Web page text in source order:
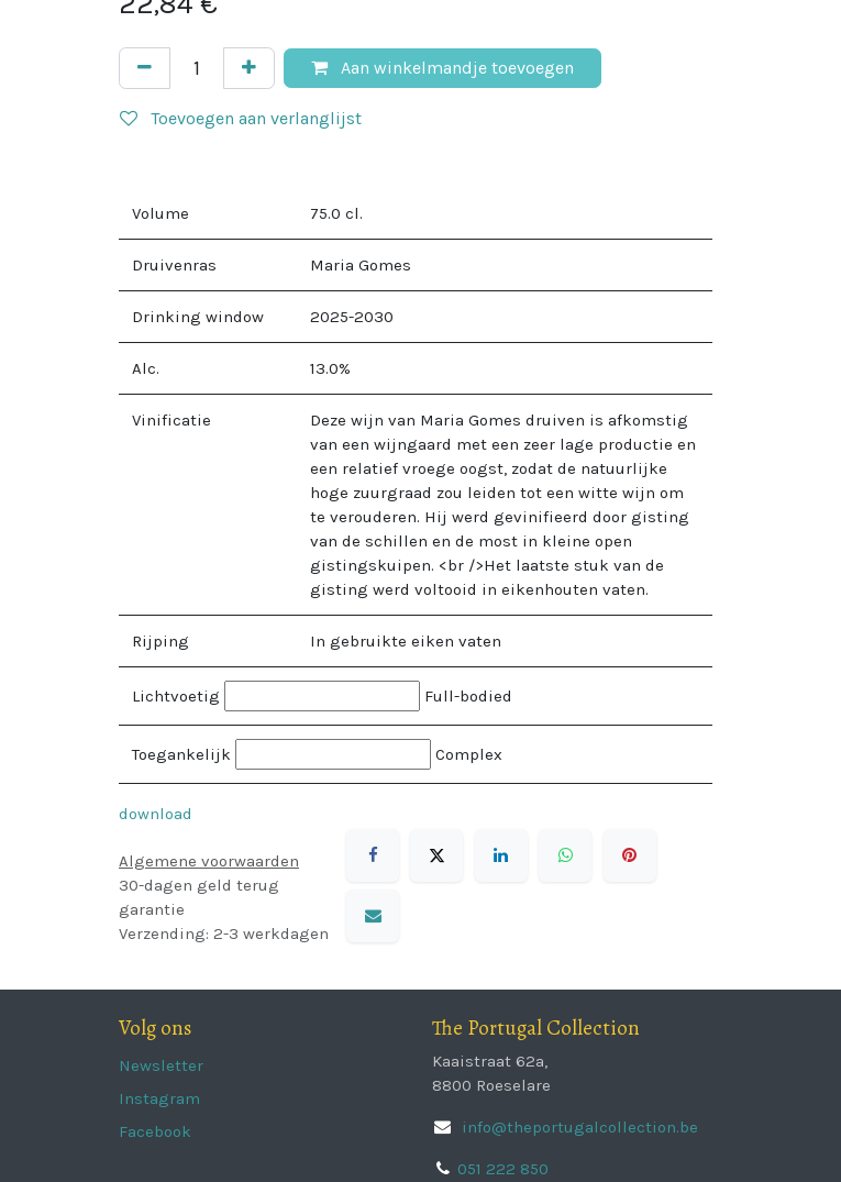
Aan winkelmandje toevoegen
Toevoegen aan verlanglijst
Volume 75.0 cl.
Druivenras Maria Gomes
Drinking window 2025-2030
Alc. 13.0%
Vinificatie
Deze wijn van Maria Gomes druiven is afkomstig
van een wijngaard met een zeer lage productie en
een relatief vroege oogst, zodat de natuurlijke
hoge zuurgraad zou leiden tot een witte wijn om
te verouderen. Hij werd gevinifieerd door gisting
van de schillen en de most in kleine open
gistingskuipen. <br />Het laatste stuk van de
gisting werd voltooid in eikenhouten vaten.
Rijping In gebruikte eiken vaten
Lichtvoetig Full-bodied
Toegankelijk Complex
download
Algemene voorwaarden
30-dagen geld terug
garantie
Verzending: 2-3 werkdagen
Volg ons
Newsletter
Instagram
Facebook
The Portugal Collection
Kaaistraat 62a,
8800 Roeselare
info@theportugalcollection.be
051 222 850